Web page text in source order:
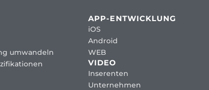
umwandeln
APP-ENTWICKLUNG
iOS
Android
WEB
VIDEO
Inserenten
Unternehmen